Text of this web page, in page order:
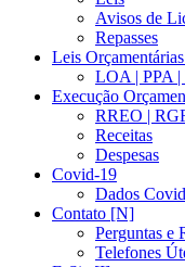
Avisos de
Repasses
Leis
LOA | PPA
Execução
RREO |
Receitas
Despesas
Covid-19
Dados
Contato [N]
Perguntas e
Telefones